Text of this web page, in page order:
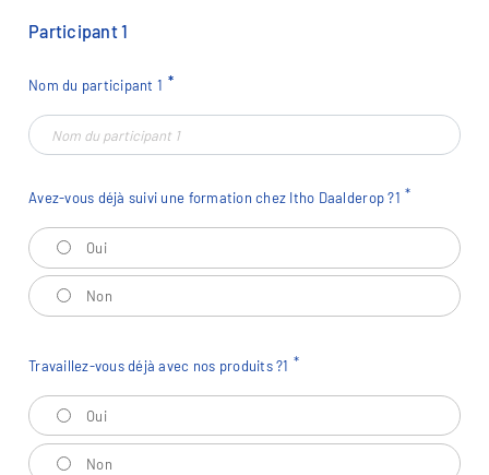
Participant1
Nom du participant 1
Avez-vous déjà suivi une formation chez Itho Daalderop ?1
Oui
Non
Travaillez-vous déjà avec nos produits ?1
Oui
Non